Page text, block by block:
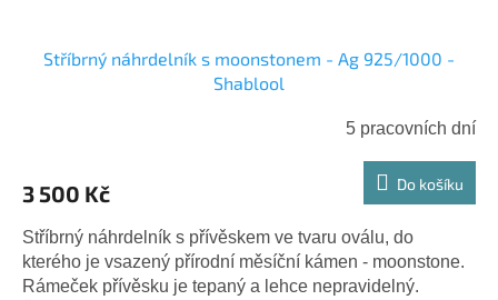
Stříbrný náhrdelník s moonstonem - Ag 925/1000 -
Shablool
5 pracovních dní
3 500 Kč Do košíku
Stříbrný náhrdelník s přívěskem ve tvaru oválu, do
kterého je vsazený přírodní měsíční kámen - moonstone.
Rámeček přívěsku je tepaný a lehce nepravidelný.